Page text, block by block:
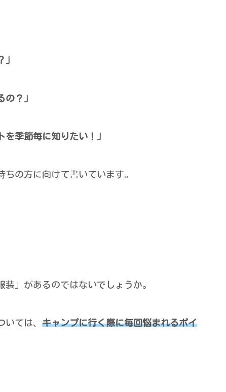
？」
季節毎に知りたい！」
の方に向けて書いています。
」があるのではないでしょうか。
いては、 キャンプに行く際に毎回悩まれるポイ